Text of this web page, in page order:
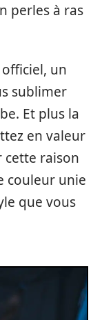
perles à ras
officiel, un
sublimer
Et plus la
en valeur
cette raison
couleur unie
que vous